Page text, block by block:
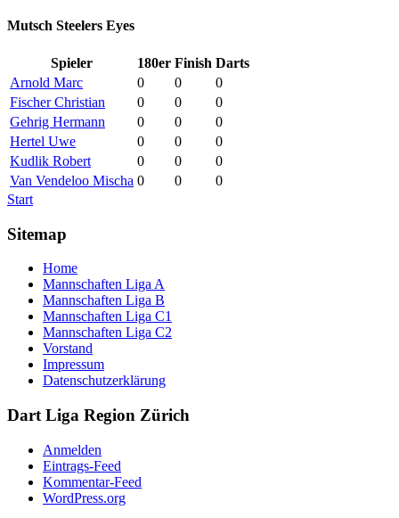
Mutsch Steelers Eyes
Spieler 180er Finish Darts
Arnold Marc
0 0
0
Fischer Christian
0 0
0
Gehrig Hermann
0 0
0
Hertel Uwe
0 0
0
Kudlik Robert
0 0
0
Van Vendeloo Mischa 0 0
0
Start
Sitemap
Home
Mannschaften Liga A
Mannschaften Liga B
Mannschaften Liga C1
Mannschaften Liga C2
Vorstand
Impressum
Datenschutzerklärung
Dart Liga Region Zürich
Anmelden
Eintrags-Feed
Kommentar-Feed
WordPress.org